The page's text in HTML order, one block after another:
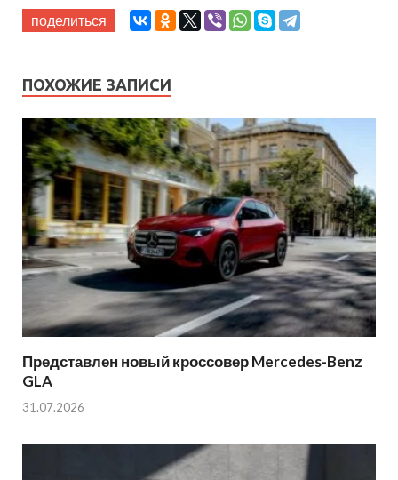
поделиться
ПОХОЖИЕ ЗАПИСИ
Представлен новый кроссовер Mercedes-Benz
GLA
31.07.2026